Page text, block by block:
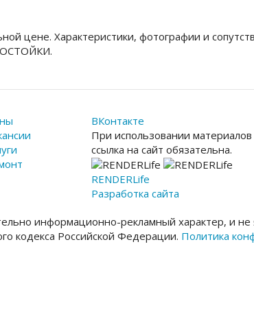
цене. Характеристики, фотографии и
ВКонтакте
При использовании материалов
ссылка на сайт обязательна.
RENDERLife
Разработка сайта
информационно-рекламный характер, и не
кодекса Российской Федерации. Политика